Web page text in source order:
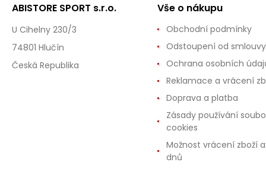
ABISTORE SPORT s.r.o.
U Cihelny 230/3
74801 Hlučín
Česká Republika
Vše o nákupu
Obchodní podmínky
Odstoupení od smlouvy
Ochrana osobních
Reklamace a vrácení
Doprava a platba
Zásady používání
cookies
Možnost vrácení zboží
dnů